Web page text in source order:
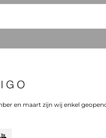
en maart zijn wij enkel